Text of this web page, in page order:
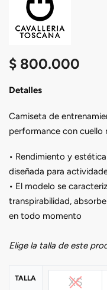
$ 800.000
Detalles
Camiseta de
performance con
• Rendimiento y
diseñada para
• El modelo se
transpirabilidad,
en todo momento
Elige la talla de este
TALLA XS